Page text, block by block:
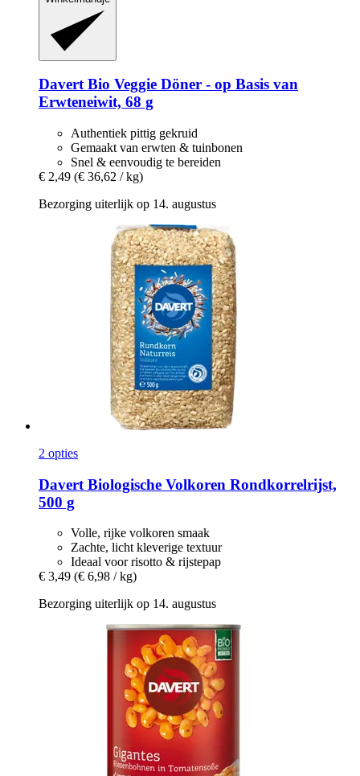
DavertBio Veggie Döner -​ op Basis van
Erwteneiwit, 68 g
Authentiek pittig gekruid
Gemaakt van erwten & tuinbonen
Snel & eenvoudig te bereiden
€ 2,49 (€ 36,62 / kg)
Bezorging uiterlijk op 14. augustus
2 opties
Davert Biologische Volkoren Rondkorrelrijst,
500 g
Volle, rijke volkoren smaak
Zachte, licht kleverige textuur
Ideaal voor risotto & rijstepap
€ 3,49 (€ 6,98 / kg)
Bezorging uiterlijk op 14. augustus